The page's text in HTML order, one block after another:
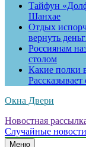
Тайфун
Шанхае
Отдых
вернуть
Россиянам
столом
Какие полки
Окна Двери
Новостная
Случайные новости
Меню